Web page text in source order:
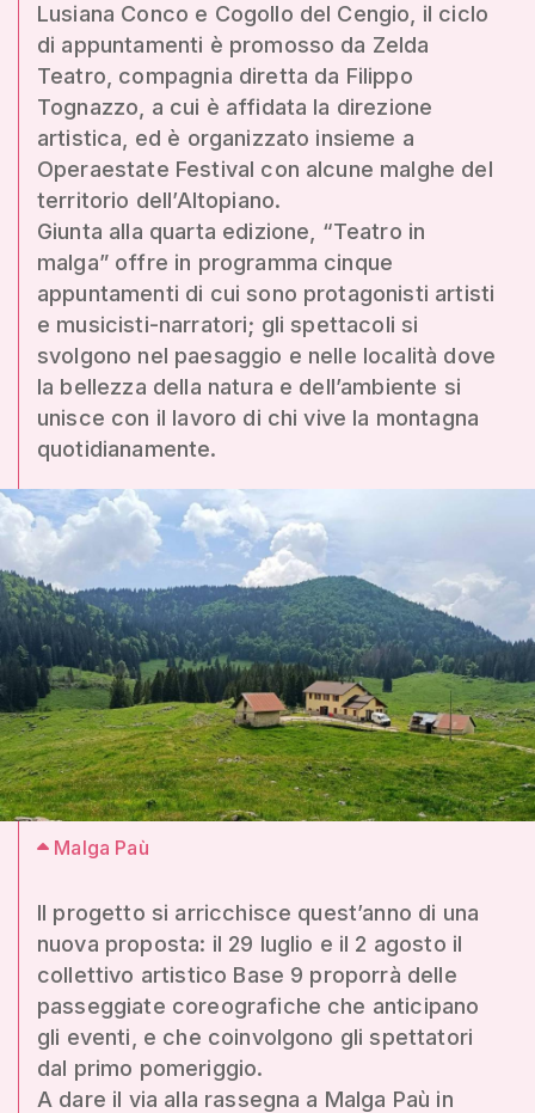
Lusiana Conco e Cogollo del Cengio, il ciclo
di appuntamenti è promosso da Zelda
Teatro, compagnia diretta da Filippo
Tognazzo, a cui è affidata la direzione
artistica, ed è organizzato insieme a
Operaestate Festival con alcune malghe del
territorio dell’Altopiano.
Giunta alla quarta edizione, “Teatro in
malga” offre in programma cinque
appuntamenti di cui sono protagonisti artisti
e musicisti-narratori; gli spettacoli si
svolgono nel paesaggio e nelle località dove
la bellezza della natura e dell’ambiente si
unisce con il lavoro di chi vive la montagna
quotidianamente.
Malga Paù
Il progetto si arricchisce quest’anno di una
nuova proposta: il 29 luglio e il 2 agosto il
collettivo artistico Base 9 proporrà delle
passeggiate coreografiche che anticipano
gli eventi, e che coinvolgono gli spettatori
dal primo pomeriggio.
A dare il via alla rassegna a Malga Paù in